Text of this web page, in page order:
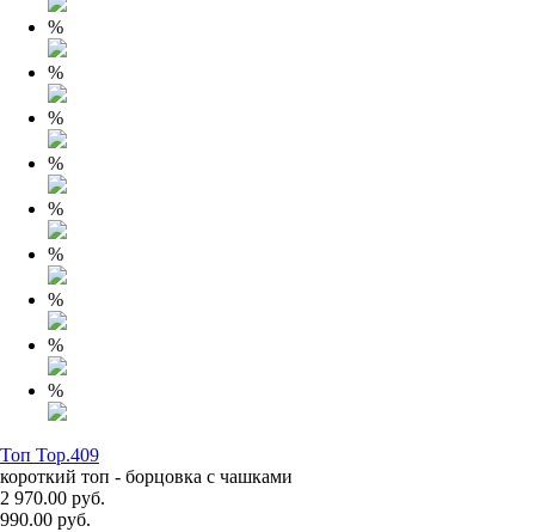
%
%
%
%
%
%
%
%
%
Топ Top.409
короткий топ - борцовка с чашками
2 970.00 руб.
990.00 руб.